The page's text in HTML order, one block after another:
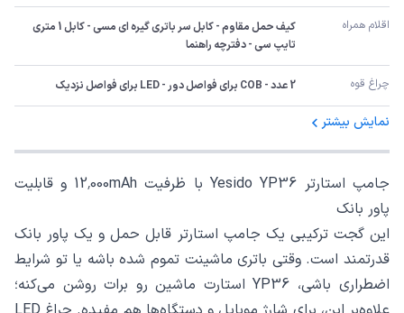
اقلام همراه
تایپ سی - دفترچه راهنما
چراغ قوه 2 عدد - COB برای فواصل دور - LED برای فواصل نزدیک
نمایش بیشتر
جامپ استارتر Yesido YP36 با ظرفیت 12٬000mAh و قابلیت
پاور بانک
این گجت ترکیبی یک جامپ استارتر قابل حمل و یک پاور بانک
قدرتمند است. وقتی باتری ماشینت تموم شده باشه یا تو شرایط
اضطراری باشی، YP36 استارت ماشین رو برات روشن می‌کنه؛